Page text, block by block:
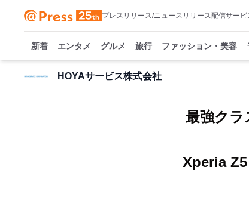
プレスリリース/ニュースリリース配信サー
新着 エンタメ グルメ 旅行 ファッション・美容
HOYAサービス株式会社
最強クラ
Xperia